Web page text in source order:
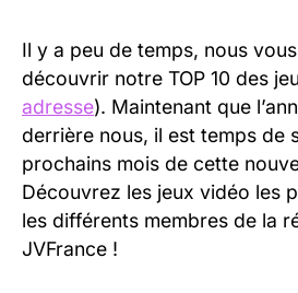
Il y a peu de temps, nous
découvrir notre TOP 10 des
adresse). Maintenant que
derrière nous, il est temps de
prochains mois de cette
Découvrez les jeux vidéo les
les différents membres de la
JVFrance !